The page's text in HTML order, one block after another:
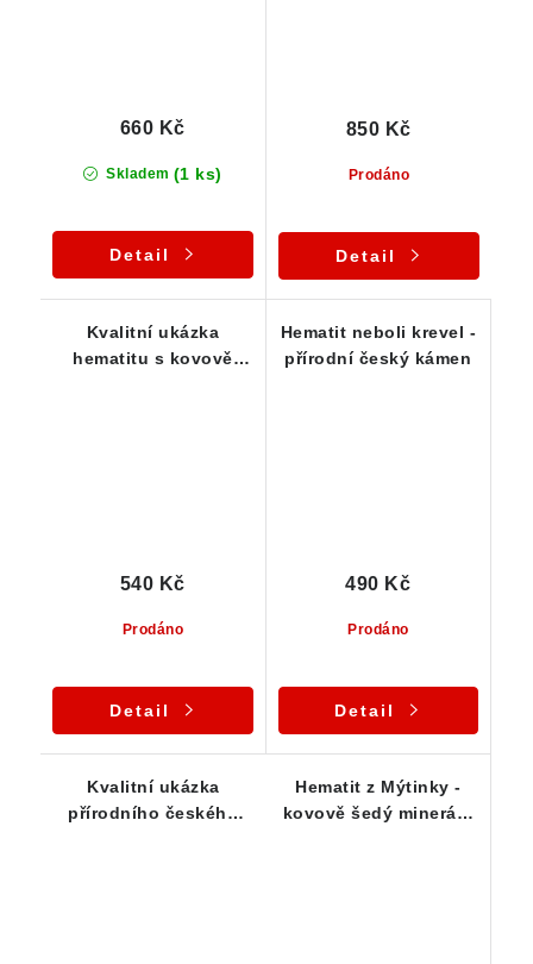
Skladem (1 ks)
660 Kč
Detail
Prodáno
850 Kč
Detail
Kvalitní ukázka
hematitu s kovově
Prodáno
540 Kč
Detail
Hematit neboli krevel -
přírodní český kámen
Prodáno
490 Kč
Detail
Kvalitní ukázka
přírodního českého
Hematit z Mýtinky -
kovově šedý minerál -